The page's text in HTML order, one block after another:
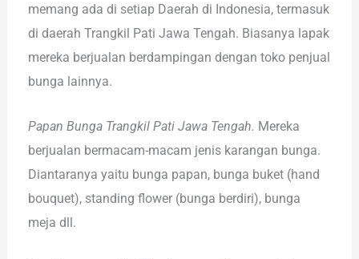
memang ada di setiap Daerah di Indonesia, termasuk
di daerah Trangkil Pati Jawa Tengah. Biasanya lapak
mereka berjualan berdampingan dengan toko penjual
bunga lainnya.
Papan Bunga Trangkil Pati Jawa Tengah. Mereka
berjualan bermacam-macam jenis karangan bunga.
Diantaranya yaitu bunga papan, bunga buket (hand
bouquet), standing flower (bunga berdiri), bunga
meja dll.